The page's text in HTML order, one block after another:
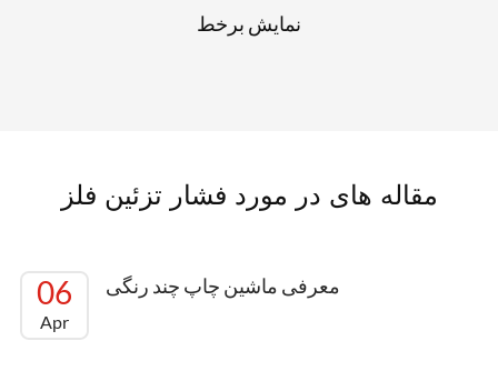
نمایش برخط
مقاله های در مورد فشار تزئین فلز
06
Apr
معرفی ماشین چاپ چند رنگی